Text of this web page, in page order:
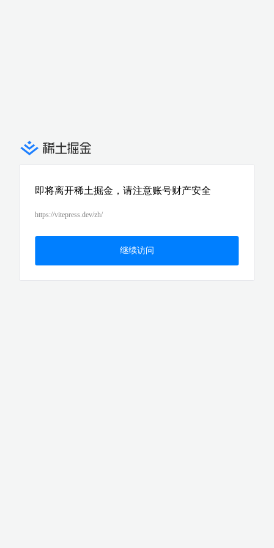
即将离开稀土掘金，请注意账号财产安全
https://vitepress.dev/zh/
继续访问